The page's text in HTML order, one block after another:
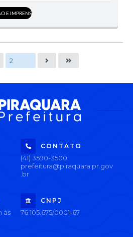
E IMPRENSA
CONTATO
(41) 3590-3500
prefeitura@piraquara.pr.gov
.br
às
CNPJ
76.105.675/0001-67